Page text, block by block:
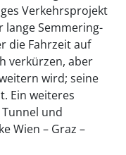
Verkehrsprojekt
lange Semmering-
die Fahrzeit auf
verkürzen, aber
wird; seine
Ein weiteres
und
Wien – Graz –